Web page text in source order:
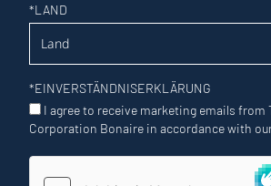
*LAND
*EINVERSTÄNDNISERKLÄRUNG
I agree to receive marketing emails from
Corporation Bonaire in accordance with